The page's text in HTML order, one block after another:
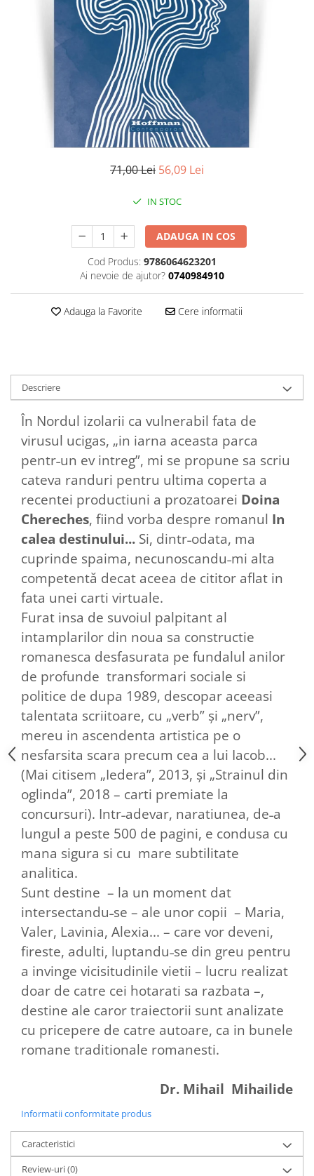
Contemporana
Publicistica / Reportaje / Interviuri
Sociologie si filozofie
71,00 Lei 56,09 Lei
IN STOC
ADAUGA IN COS
Cod Produs: 9786064623201
Ai nevoie de ajutor? 0740984910
Adauga la Favorite Cere informatii
Descriere
În Nordul izolarii ca vulnerabil fata de
virusul ucigas, „in iarna aceasta parca
pentr˗un ev intreg”, mi se propune sa scriu
cateva randuri pentru ultima coperta a
recentei productiuni a prozatoarei Doina
Chereches, fiind vorba despre romanul In
calea destinului... Si, dintr˗odata, ma
cuprinde spaima, necunoscandu˗mi alta
competentă decat aceea de cititor aflat in
fata unei carti virtuale.
Furat insa de suvoiul palpitant al
intamplarilor din noua sa constructie
romanesca desfasurata pe fundalul anilor
de profunde transformari sociale si
politice de dupa 1989, descopar aceeasi
talentata scriitoare, cu „verb” și „nerv”,
mereu in ascendenta artistica pe o
nesfarsita scara precum cea a lui Iacob...
(Mai citisem „Iedera”, 2013, și „Strainul din
oglinda”, 2018 – carti premiate la
concursuri). Intr˗adevar, naratiunea, de˗a
lungul a peste 500 de pagini, e condusa cu
mana sigura si cu mare subtilitate
analitica.
Sunt destine – la un moment dat
intersectandu˗se – ale unor copii – Maria,
Valer, Lavinia, Alexia... – care vor deveni,
fireste, adulti, luptandu˗se din greu pentru
a invinge vicisitudinile vietii – lucru realizat
doar de catre cei hotarati sa razbata –,
destine ale caror traiectorii sunt analizate
cu pricepere de catre autoare, ca in bunele
romane traditionale romanesti.
Dr. Mihail Mihailide
Informatii conformitate produs
Caracteristici
Review-uri(0)